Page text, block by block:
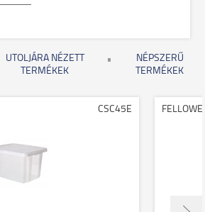
UTOLJÁRA NÉZETT
TERMÉKEK
NÉPSZERŰ
TERMÉKEK
CSC45E